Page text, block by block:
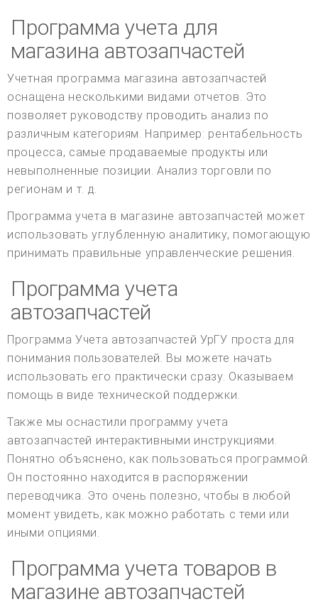
Программа учета для
магазина автозапчастей
Учетная программа магазина автозапчастей
оснащена несколькими видами отчетов. Это
позволяет руководству проводить анализ по
различным категориям. Например: рентабельность
процесса, самые продаваемые продукты или
невыполненные позиции. Анализ торговли по
регионам и т. д.
Программа учета в магазине автозапчастей может
использовать углубленную аналитику, помогающую
принимать правильные управленческие решения.
Программа учета
автозапчастей
Программа Учета автозапчастей УрГУ проста для
понимания пользователей. Вы можете начать
использовать его практически сразу. Оказываем
помощь в виде технической поддержки.
Также мы оснастили программу учета
автозапчастей интерактивными инструкциями.
Понятно объяснено, как пользоваться программой.
Он постоянно находится в распоряжении
переводчика. Это очень полезно, чтобы в любой
момент увидеть, как можно работать с теми или
иными опциями.
Программа учета товаров в
магазине автозапчастей